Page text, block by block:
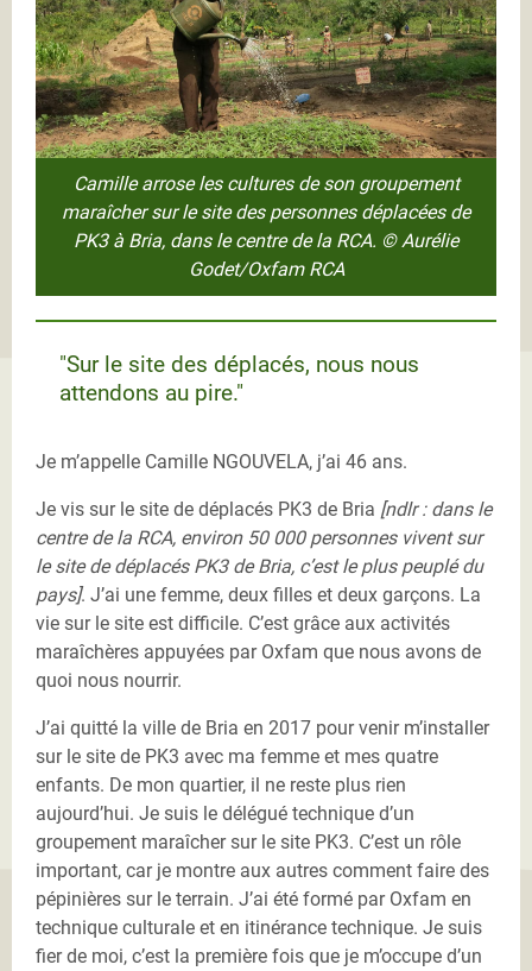
Camille arrose les cultures de son groupement
maraîcher sur le site des personnes déplacées de
PK3 à Bria, dans le centre de la RCA. © Aurélie
Godet/Oxfam RCA
"Sur le site des déplacés, nous nous
attendons au pire."
Je m’appelle Camille NGOUVELA, j’ai 46 ans.
Je vis sur le site de déplacés PK3 de Bria [ndlr : dans le
centre de la RCA, environ 50 000 personnes vivent sur
le site de déplacés PK3 de Bria, c’est le plus peuplé du
pays]. J’ai une femme, deux filles et deux garçons. La
vie sur le site est difficile. C’est grâce aux activités
maraîchères appuyées par Oxfam que nous avons de
quoi nous nourrir.
J’ai quitté la ville de Bria en 2017 pour venir m’installer
sur le site de PK3 avec ma femme et mes quatre
enfants. De mon quartier, il ne reste plus rien
aujourd’hui. Je suis le délégué technique d’un
groupement maraîcher sur le site PK3. C’est un rôle
important, car je montre aux autres comment faire des
pépinières sur le terrain. J’ai été formé par Oxfam en
technique culturale et en itinérance technique. Je suis
fier de moi, c’est la première fois que je m’occupe d’un